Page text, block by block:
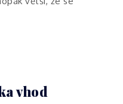
vhod